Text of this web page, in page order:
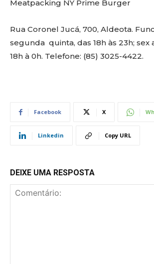
Meatpacking NY Prime Burger
Rua Coronel Jucá, 700, Aldeota.
segunda quinta, das 18h às 23h; sex
18h à 0h. Telefone: (85) 3025-4422.
Facebook X
Linkedin Copy URL
DEIXE UMA RESPOSTA